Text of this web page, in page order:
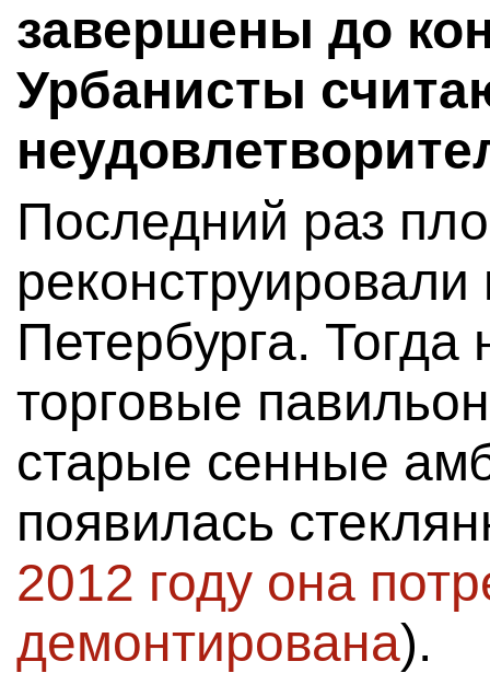
завершены до
Урбанисты
Последний раз
Петербурга. Тогда
торговые
старые сенные
появилась
2012 году она
демонтирована).